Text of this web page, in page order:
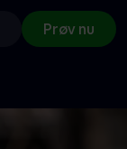
Prøv nu